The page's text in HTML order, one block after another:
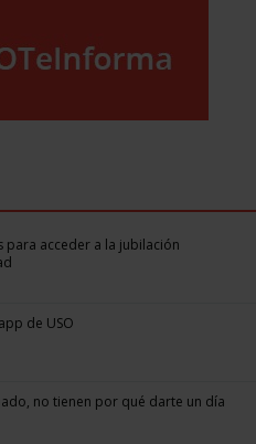
para acceder a la jubilación
de USO
no tienen por qué darte un día